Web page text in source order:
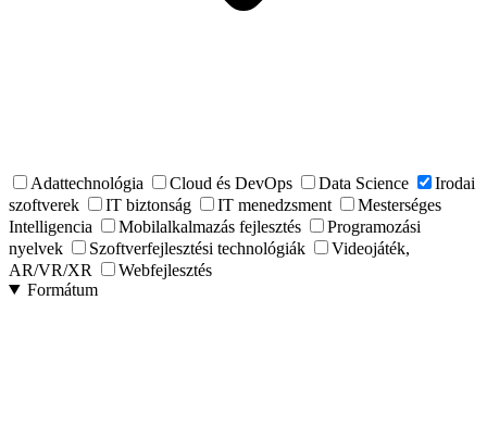
Adattechnológia Cloud és DevOps Data Science
Irodai
szoftverek
IT biztonság IT menedzsment
Mesterséges
Intelligencia
Mobilalkalmazás fejlesztés
Programozási
nyelvek
Szoftverfejlesztési technológiák
Videojáték,
AR/VR/XR
Webfejlesztés
Formátum